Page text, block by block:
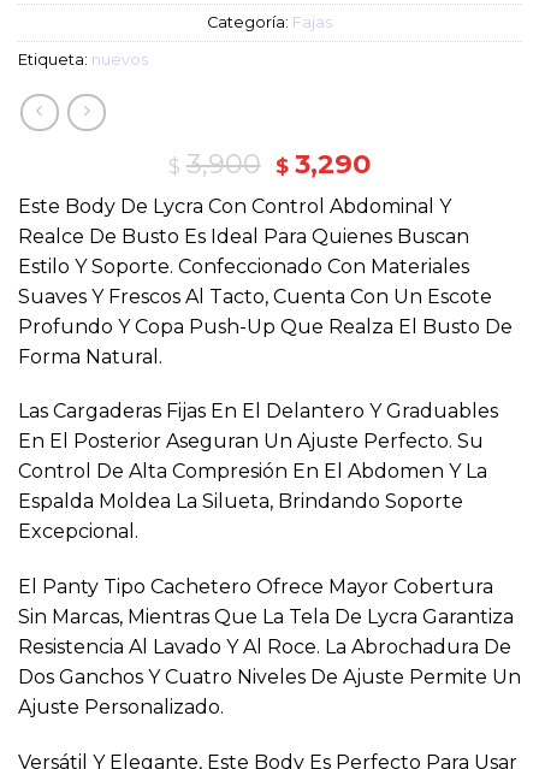
Categoría: Fajas
Etiqueta: nuevos
$ 3,900 El
precio
original
era:
$3,900.
$ 3,290El
precio
actual
es:
$3,290.
Este Body De Lycra Con Control Abdominal Y
Realce De Busto Es Ideal Para Quienes Buscan
Estilo Y Soporte. Confeccionado Con Materiales
Suaves Y Frescos Al Tacto, Cuenta Con Un Escote
Profundo Y Copa Push-Up Que Realza El Busto De
Forma Natural.
Las Cargaderas Fijas En El Delantero Y Graduables
En El Posterior Aseguran Un Ajuste Perfecto. Su
Control De Alta Compresión En El Abdomen Y La
Espalda Moldea La Silueta, Brindando Soporte
Excepcional.
El Panty Tipo Cachetero Ofrece Mayor Cobertura
Sin Marcas, Mientras Que La Tela De Lycra Garantiza
Resistencia Al Lavado Y Al Roce. La Abrochadura De
Dos Ganchos Y Cuatro Niveles De Ajuste Permite Un
Ajuste Personalizado.
Versátil Y Elegante, Este Body Es Perfecto Para Usar